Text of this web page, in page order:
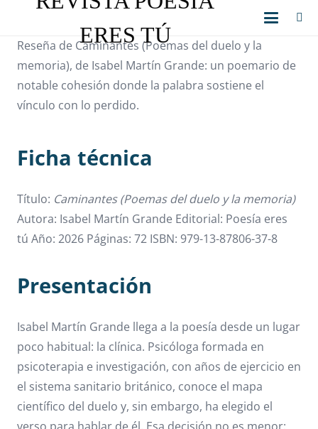
ERES TÚ
Reseña de Caminantes (Poemas del duelo y la
memoria), de Isabel Martín Grande: un poemario de
notable cohesión donde la palabra sostiene el
vínculo con lo perdido.
Ficha técnica
Título: Caminantes (Poemas del duelo y la memoria)
Autora: Isabel Martín Grande Editorial: Poesía eres
tú Año: 2026 Páginas: 72 ISBN: 979-13-87806-37-8
Presentación
Isabel Martín Grande llega a la poesía desde un lugar
poco habitual: la clínica. Psicóloga formada en
psicoterapia e investigación, con años de ejercicio en
el sistema sanitario británico, conoce el mapa
científico del duelo y, sin embargo, ha elegido el